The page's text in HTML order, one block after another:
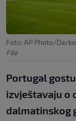
Foto: AP Photo/
File
Portugal
izvještavaju o
dalmatinskog